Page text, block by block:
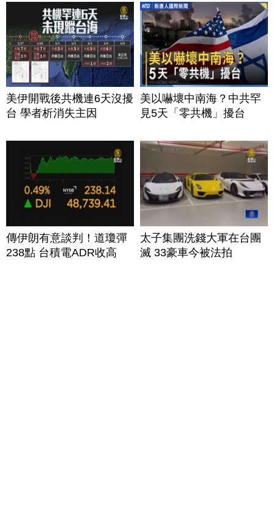
美伊開戰後共機連6天沒擾
台 學者析消失主因
美以嚇壞中南海？中共罕
見5天「零共機」擾台
傳伊朗有意談判！道瓊彈
238點 台積電ADR收高
太子集團洗錢大軍在台團
滅 33豪車今被法拍